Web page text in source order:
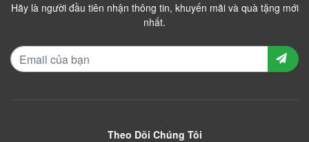
Hãy là người đầu tiên nhận thông tin, khuyến mãi và quà tặng mới
nhất.
Theo Dõi Chúng Tôi